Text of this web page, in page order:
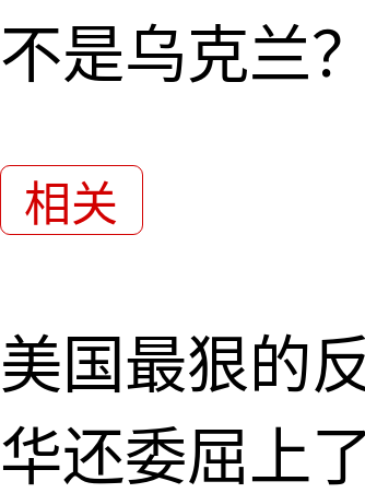
不是乌克兰？
相关
美国最狠的
华还委屈上了